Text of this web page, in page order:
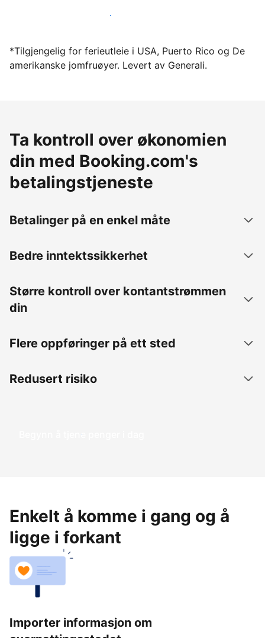
Lei ut ferieboligen din gjennom oss i dag
*Tilgjengelig for ferieutleie i USA, Puerto Rico og De
amerikanske jomfruøyer. Levert av Generali.
Ta kontroll over økonomien
din med Booking.com's
betalingstjeneste
Betalinger på en enkel måte
Bedre inntektssikkerhet
Større kontroll over kontantstrømmen
din
Flere oppføringer på ett sted
Redusert risiko
Begynn å tjene penger i dag
Enkelt å komme i gang og å
ligge i forkant
Importer informasjon om